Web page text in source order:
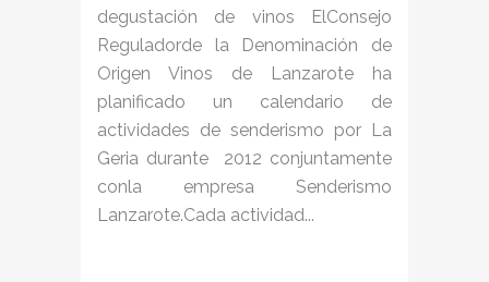
degustación de vinos ElConsejo
Reguladorde la Denominación de
Origen Vinos de Lanzarote ha
planificado un calendario de
actividades de senderismo por La
Geria durante 2012 conjuntamente
conla empresa Senderismo
Lanzarote.Cada actividad...